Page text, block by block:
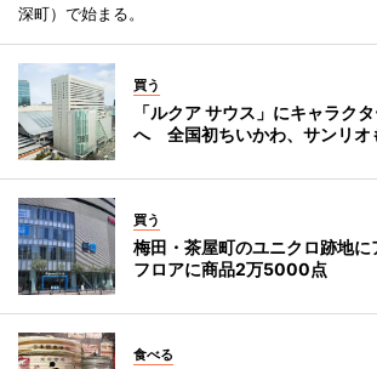
深町）で始まる。
買う
「ルクア サウス」にキャラク
へ 全国初ちいかわ、サンリオ
買う
梅田・茶屋町のユニクロ跡地
フロアに商品2万5000点
食べる